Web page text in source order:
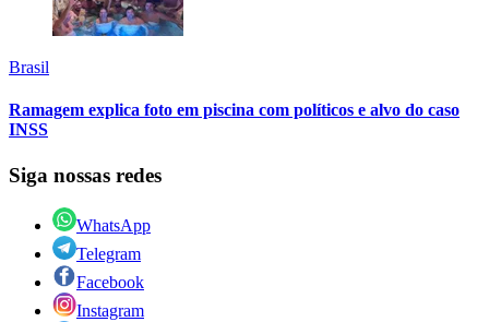
Brasil
Ramagem explica foto em piscina com políticos e alvo do caso
INSS
Siga nossas redes
WhatsApp
Telegram
Facebook
Instagram